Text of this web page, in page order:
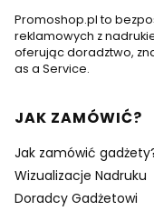
Promoshop.pl to
reklamowych z
oferując doradztwo,
as a Service.
Linki w stopce
JAK ZAMÓWIĆ?
Jak zamówić
Wizualizacje Nadruku
Doradcy Gadżetowi